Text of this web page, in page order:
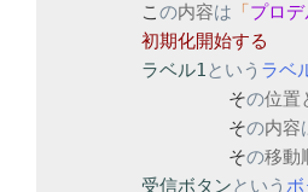
	こ
の内容は 「 プロ
ラベル1という ラベ
		そ
の位置
		そ
の内容
		そ
の移動
受信ボタンという ボ